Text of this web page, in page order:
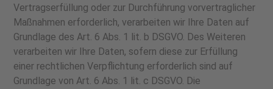
Vertragserfüllung oder zur Durchführung vorvertraglicher
Maßnahmen erforderlich, verarbeiten wir Ihre Daten auf
Grundlage des Art. 6 Abs. 1 lit. b DSGVO. Des Weiteren
verarbeiten wir Ihre Daten, sofern diese zur Erfüllung
einer rechtlichen Verpflichtung erforderlich sind auf
Grundlage von Art. 6 Abs. 1 lit. c DSGVO. Die